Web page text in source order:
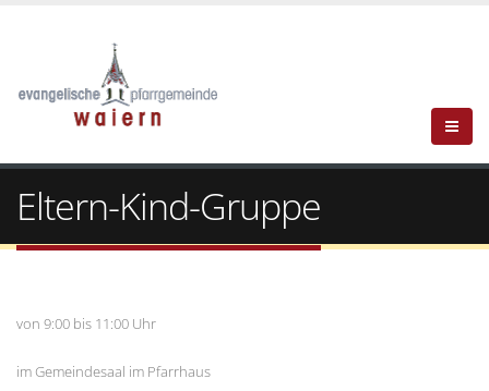
Eltern-Kind-Gruppe
von 9:00 bis 11:00 Uhr
im Gemeindesaal im Pfarrhaus